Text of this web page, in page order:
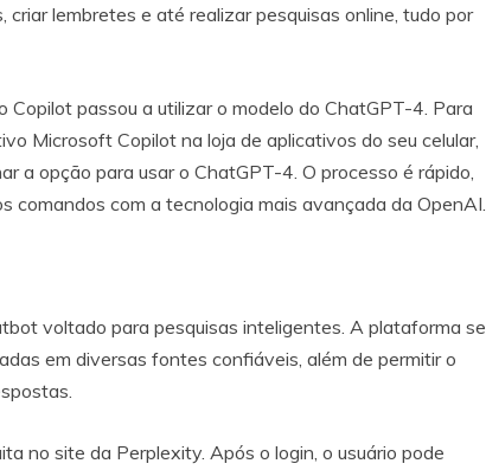
lembretes e até realizar pesquisas online, tudo por
passou a utilizar o modelo do ChatGPT-4. Para
Microsoft Copilot na loja de aplicativos do seu celular,
a opção para usar o ChatGPT-4. O processo é rápido,
com a tecnologia mais avançada da OpenAI.
voltado para pesquisas inteligentes. A plataforma se
em diversas fontes confiáveis, além de permitir o
no site da Perplexity. Após o login, o usuário pode